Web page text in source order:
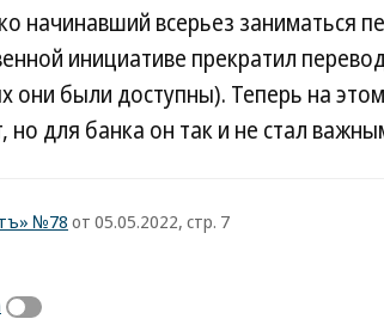
начинавший всерьез заниматься
инициативе прекратил
они были доступны). Теперь на
но для банка он так и не стал
№78от 05.05.2022, стр. 7